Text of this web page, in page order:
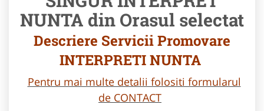
NUNTA din Orasul selectat
Descriere Servicii Promovare
INTERPRETI NUNTA
Pentru mai multe detalii folositi formularul
de CONTACT